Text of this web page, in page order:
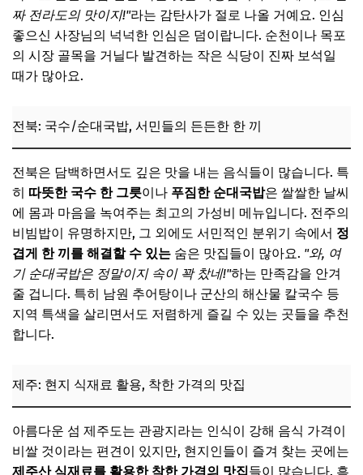
짜 전라도의 맛이지!"라는 감탄사가 절로 나올 거예요. 인심
좋으신 사장님의 넉넉한 인심은 덤이랍니다. 순천이나 목포
의 시장 골목을 거닐다 발견하는 작은 식당이 진짜 보석일
때가 많아요.
전북: 국수/순대국밥, 서민들의 든든한 한 끼
전북은 담백하면서도 깊은 맛을 내는 음식들이 많습니다. 특
히 따뜻한 국수 한 그릇이나 푸짐한 순대국밥은 쌀쌀한 날씨
에 몸과 마음을 녹여주는 최고의 가성비 메뉴입니다. 전주의
비빔밥이 유명하지만, 그 외에도 서민적인 분위기 속에서 정
겹게 한 끼를 해결할 수 있는 숨은 맛집들이 많아요. "와, 여
기 순대국밥은 정말이지 속이 꽉 찼네!"하는 만족감을 안겨
줄 겁니다. 특히 남원 추어탕이나 군산의 해산물 칼국수 등
지역 특색을 살리면서도 저렴하게 즐길 수 있는 곳들을 추천
합니다.
제주: 현지 식재료 활용, 착한 가격의 맛집
아름다운 섬 제주도는 관광지라는 인식이 강해 음식 가격이
비쌀 것이라는 편견이 있지만, 현지인들이 즐겨 찾는 곳에는
제주산 식재료를 활용한 착한 가격의 맛집들이 많습니다. 흑